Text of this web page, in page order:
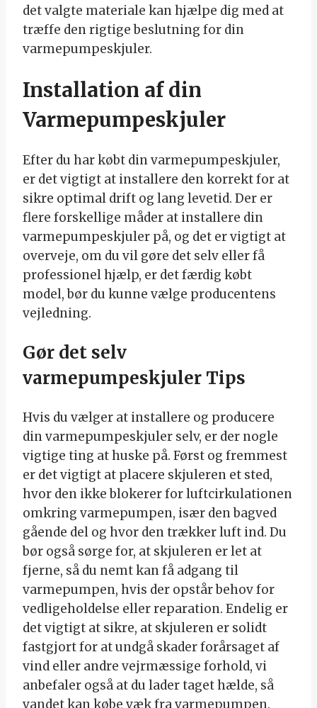
det valgte materiale kan hjælpe dig med at
træffe den rigtige beslutning for din
varmepumpeskjuler.
Installation af din
Varmepumpeskjuler
Efter du har købt din varmepumpeskjuler,
er det vigtigt at installere den korrekt for at
sikre optimal drift og lang levetid. Der er
flere forskellige måder at installere din
varmepumpeskjuler på, og det er vigtigt at
overveje, om du vil gøre det selv eller få
professionel hjælp, er det færdig købt
model, bør du kunne vælge producentens
vejledning.
Gør det selv
varmepumpeskjuler Tips
Hvis du vælger at installere og producere
din varmepumpeskjuler selv, er der nogle
vigtige ting at huske på. Først og fremmest
er det vigtigt at placere skjuleren et sted,
hvor den ikke blokerer for luftcirkulationen
omkring varmepumpen, især den bagved
gående del og hvor den trækker luft ind. Du
bør også sørge for, at skjuleren er let at
fjerne, så du nemt kan få adgang til
varmepumpen, hvis der opstår behov for
vedligeholdelse eller reparation. Endelig er
det vigtigt at sikre, at skjuleren er solidt
fastgjort for at undgå skader forårsaget af
vind eller andre vejrmæssige forhold, vi
anbefaler også at du lader taget hælde, så
vandet kan købe væk fra varmepumpen.